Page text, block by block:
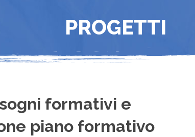
PROGETTI
formativi e
piano formativo